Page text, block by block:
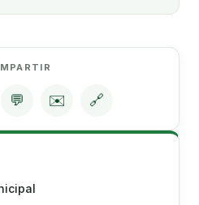
💬 ✉️ 🔗